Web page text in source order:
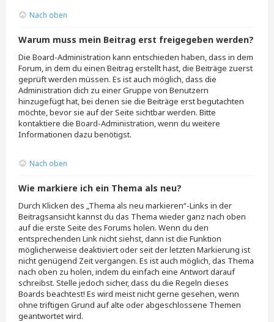
Nach oben
Warum muss mein Beitrag erst freigegeben werden?
Die Board-Administration kann entschieden haben, dass in dem
Forum, in dem du einen Beitrag erstellt hast, die Beiträge zuerst
geprüft werden müssen. Es ist auch möglich, dass die
Administration dich zu einer Gruppe von Benutzern
hinzugefügt hat, bei denen sie die Beiträge erst begutachten
möchte, bevor sie auf der Seite sichtbar werden. Bitte
kontaktiere die Board-Administration, wenn du weitere
Informationen dazu benötigst.
Nach oben
Wie markiere ich ein Thema als neu?
Durch Klicken des „Thema als neu markieren“-Links in der
Beitragsansicht kannst du das Thema wieder ganz nach oben
auf die erste Seite des Forums holen. Wenn du den
entsprechenden Link nicht siehst, dann ist die Funktion
möglicherweise deaktiviert oder seit der letzten Markierung ist
nicht genügend Zeit vergangen. Es ist auch möglich, das Thema
nach oben zu holen, indem du einfach eine Antwort darauf
schreibst. Stelle jedoch sicher, dass du die Regeln dieses
Boards beachtest! Es wird meist nicht gerne gesehen, wenn
ohne triftigen Grund auf alte oder abgeschlossene Themen
geantwortet wird.